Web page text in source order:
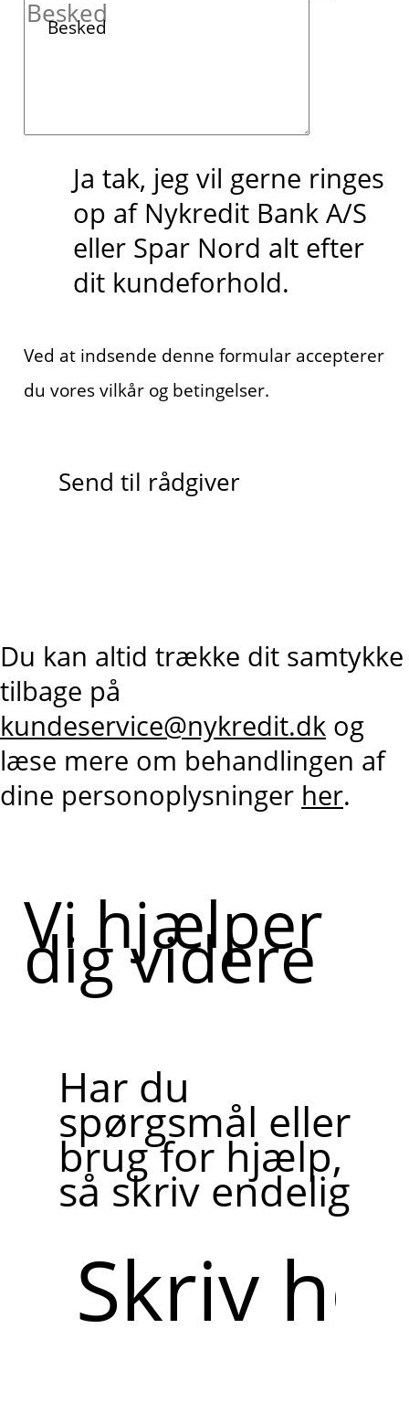
Besked
Ja tak, jeg vil gerne ringes
op af Nykredit Bank A/S
eller Spar Nord alt efter
dit kundeforhold.
Ved at indsende denne formular accepterer
du vores vilkår og betingelser.
Send til rådgiver
Du kan altid trække dit samtykke
tilbage på
kundeservice@nykredit.dk og
læse mere om behandlingen af
dine personoplysninger her.
Vi hjælper
dig videre
Har du
spørgsmål eller
brug for hjælp,
så skriv endelig
her